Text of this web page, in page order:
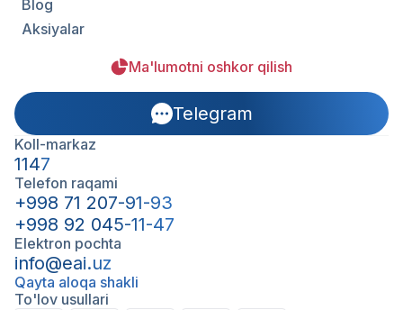
Blog
Aksiyalar
Ma'lumotni oshkor qilish
Telegram
Koll-markaz
1147
Telefon raqami
+998 71 207-91-93
+998 92 045-11-47
Elektron pochta
info@eai.uz
Qayta aloqa shakli
To'lov usullari